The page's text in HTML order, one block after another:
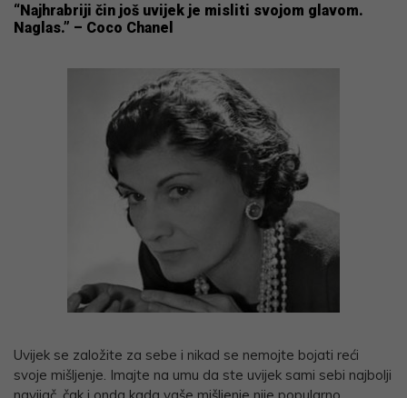
“Najhrabriji čin još uvijek je misliti svojom glavom.
Naglas.” – Coco Chanel
Uvijek se založite za sebe i nikad se nemojte bojati reći
svoje mišljenje. Imajte na umu da ste uvijek sami sebi najbolji
navijač, čak i onda kada vaše mišljenje nije popularno.